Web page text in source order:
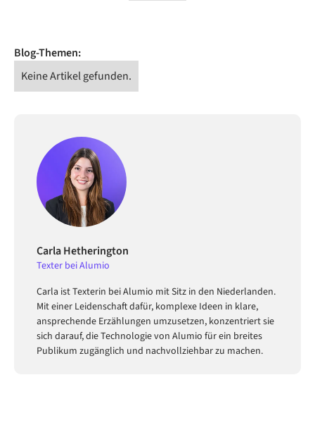
Blog-Themen:
Keine Artikel gefunden.
Carla Hetherington
Texter bei Alumio
Carla ist Texterin bei Alumio mit Sitz in den Niederlanden.
Mit einer Leidenschaft dafür, komplexe Ideen in klare,
ansprechende Erzählungen umzusetzen, konzentriert sie
sich darauf, die Technologie von Alumio für ein breites
Publikum zugänglich und nachvollziehbar zu machen.